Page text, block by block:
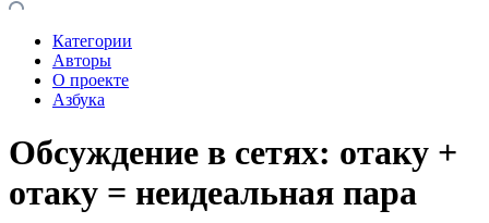
Категории
Авторы
О проекте
Азбука
Обсуждение в сетях: отаку +
отаку = неидеальная пара